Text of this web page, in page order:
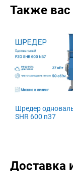
Также вас
Шредер
SHR 600 n37
Доставка